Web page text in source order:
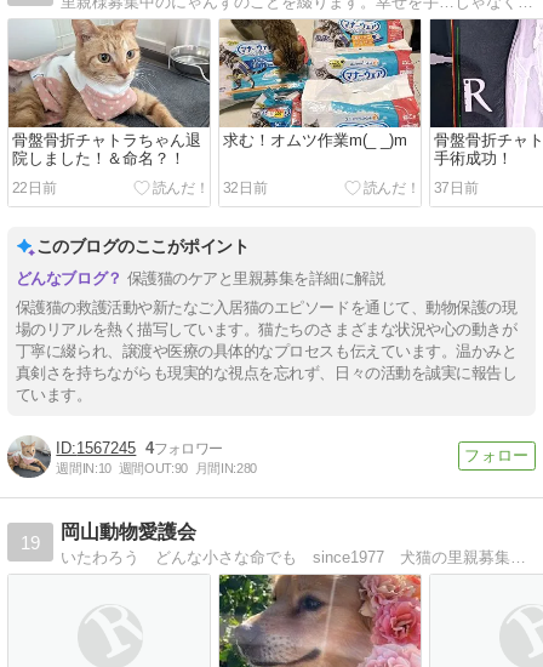
骨盤骨折チャトラちゃん退
院しました！＆命名？！
22日前
求む！オムツ作業m(_ _)m
32日前
骨盤骨折チャ
手術成功！
37日前
このブログのここがポイント
保護猫のケアと里親募集を詳細に解説
保護猫の救護活動や新たなご入居猫のエピソードを通じて、動物保護の現
場のリアルを熱く描写しています。猫たちのさまざまな状況や心の動きが
丁寧に綴られ、譲渡や医療の具体的なプロセスも伝えています。温かみと
真剣さを持ちながらも現実的な視点を忘れず、日々の活動を誠実に報告し
ています。
1567245 4
週間IN:10 週間OUT:90 月間IN:280
19
岡山動物愛護会